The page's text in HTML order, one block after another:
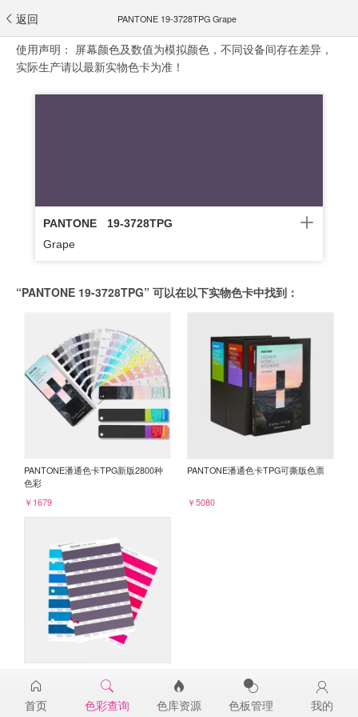
返回 PANTONE 19-3728TPG Grape
使用声明： 屏幕颜色及数值为模拟颜色，不同设备间存在差异，
实际生产请以最新实物色卡为准！
PANTONE
19-3728TPG
Grape
“PANTONE 19-3728TPG” 可以在以下实物色卡中找到：
PANTONE潘通色卡TPG新版2800种
色彩
￥1679
PANTONE潘通色卡TPG可撕版色票
￥5080
19-3728TPG
￥98
首页 色彩查询 色库资源 色板管理 我的